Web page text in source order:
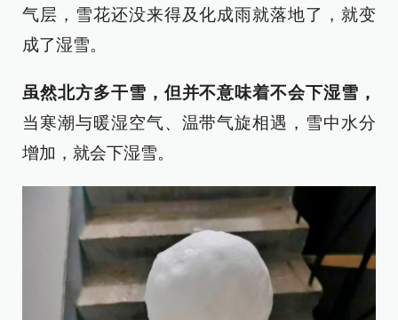
气层，雪花还没来得及化成雨就落地了，就变
成了湿雪。
虽然北方多干雪，但并不意味着不会下湿雪，
当寒潮与暖湿空气、温带气旋相遇，雪中水分
增加，就会下湿雪。